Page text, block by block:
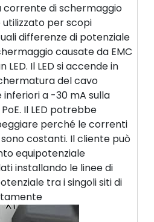
corrente di schermaggio
per scopi
differenze di potenziale
causate da EMC
Il LED si accende in
del cavo
inferiori a -30 mA sulla
Il LED potrebbe
perché le correnti
costanti. Il cliente può
equipotenziale
installando le linee di
tra i singoli siti di